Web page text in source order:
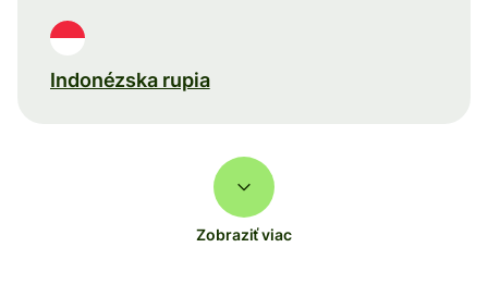
Indonézska rupia
Zobraziť viac